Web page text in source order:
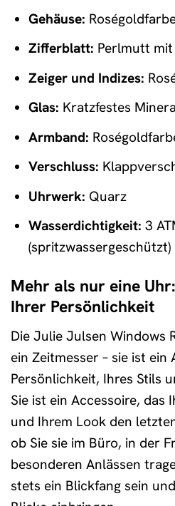
Gehäuse:
Zifferblatt: Perlmutt mit
Zeiger und Indizes:
Glas: Kratzfestes
Armband:
Verschluss:
Uhrwerk: Quarz
Wasserdichtigkeit: 3
(spritzwassergeschützt)
Mehr als nur eine
Ihrer Persönlichkeit
Die Julie Julsen Windows
ein Zeitmesser – sie ist
Persönlichkeit, Ihres Stils
Sie ist ein Accessoire,
und Ihrem Look den
ob Sie sie im Büro, in der
besonderen Anlässen
stets ein Blickfang sein